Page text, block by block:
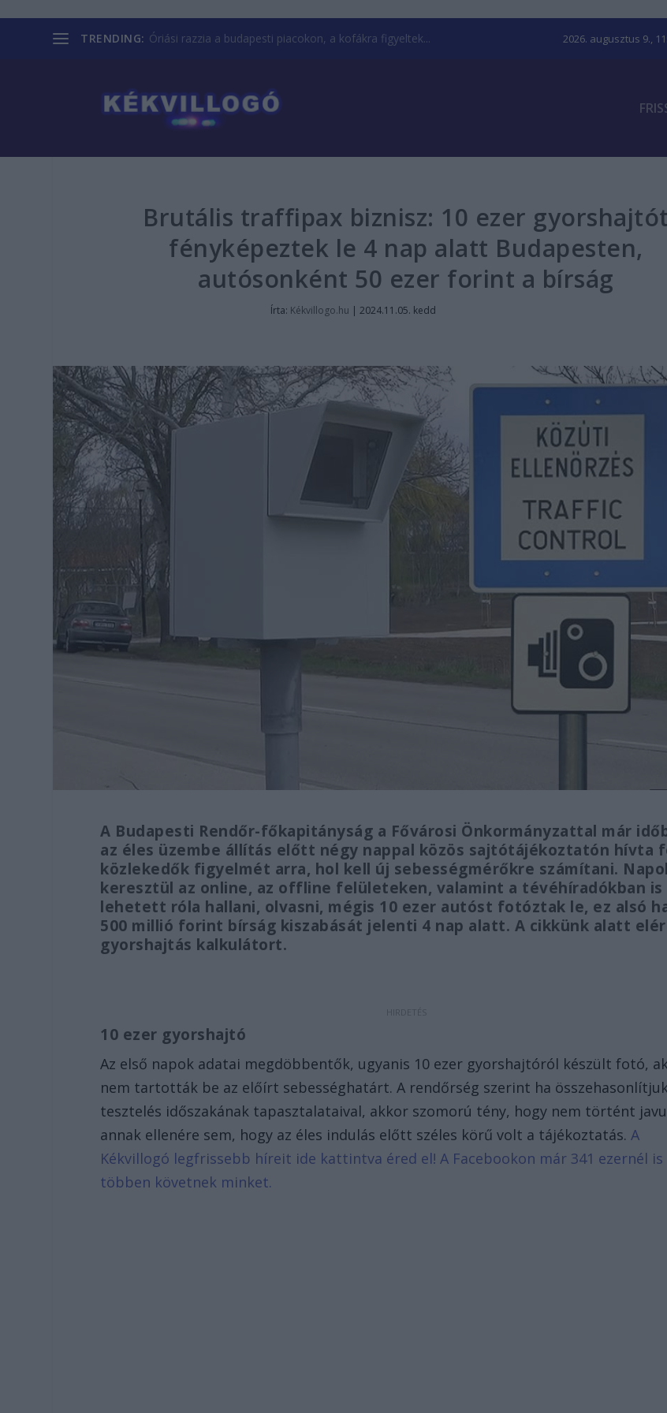
TRENDING: Óriási razzia a budapesti piacokon, a kofákra figyeltek... 2026. augusztus 9.,
Brutális traffipax biznisz: 10 ezer gyorshajtót
fényképeztek le 4 nap alatt Budapesten,
autósonként 50 ezer forint a bírság
Írta: Kékvillogo.hu |2024.11.05. kedd
A Budapesti Rendőr-főkapitányság a Fővárosi Önkormányzattal már
az éles üzembe állítás előtt négy nappal közös sajtótájékoztatón hívta
közlekedők figyelmét arra, hol kell új sebességmérőkre számítani.
keresztül az online, az offline felületeken, valamint a tévéhíradókban is
lehetett róla hallani, olvasni, mégis 10 ezer autóst fotóztak le, ez alsó
500 millió forint bírság kiszabását jelenti 4 nap alatt. A cikkünk alatt
gyorshajtás kalkulátort.
10 ezer gyorshajtó
Az első napok adatai megdöbbentők, ugyanis 10 ezer gyorshajtóról készült fotó,
nem tartották be az előírt sebességhatárt. A rendőrség szerint ha
tesztelés időszakának tapasztalataival, akkor szomorú tény, hogy nem történt
annak ellenére sem, hogy az éles indulás előtt széles körű volt a tájékoztatás.A
Kékvillogó legfrissebb híreit ide kattintva éred el! A Facebookon már 341 ezernél is
többen követnek minket.